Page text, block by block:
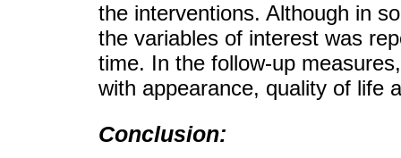
the interventions. Although in
the variables of interest was
time. In the follow-up
with appearance, quality of life
Conclusion: